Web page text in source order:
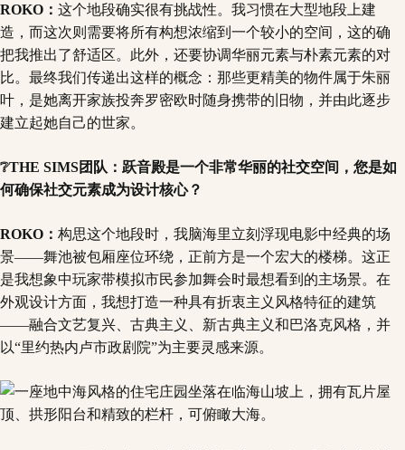
ROKO： 这个地段确实很有挑战性。我习惯在大型地段上建
造，而这次则需要将所有构想浓缩到一个较小的空间，这的确
把我推出了舒适区。此外，还要协调华丽元素与朴素元素的对
比。最终我们传递出这样的概念：那些更精美的物件属于朱丽
叶，是她离开家族投奔罗密欧时随身携带的旧物，并由此逐步
建立起她自己的世家。
❔THE SIMS团队：跃音殿是一个非常华丽的社交空间，您是如
何确保社交元素成为设计核心？
ROKO： 构思这个地段时，我脑海里立刻浮现电影中经典的场
景——舞池被包厢座位环绕，正前方是一个宏大的楼梯。这正
是我想象中玩家带模拟市民参加舞会时最想看到的主场景。在
外观设计方面，我想打造一种具有折衷主义风格特征的建筑
——融合文艺复兴、古典主义、新古典主义和巴洛克风格，并
以“里约热内卢市政剧院”为主要灵感来源。